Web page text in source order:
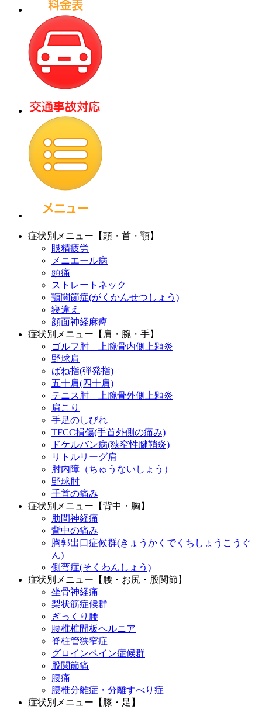
症状別メニュー【頭・首・顎】
眼精疲労
メニエール病
頭痛
ストレートネック
顎関節症(がくかんせつしょう)
寝違え
顔面神経麻痺
症状別メニュー【肩・腕・手】
ゴルフ肘 上腕骨内側上顆炎
野球肩
ばね指(弾発指)
五十肩(四十肩)
テニス肘 上腕骨外側上顆炎
肩こり
手足のしびれ
TFCC損傷(手首外側の痛み)
ドケルバン病(狭窄性腱鞘炎)
リトルリーグ肩
肘内障（ちゅうないしょう）
野球肘
手首の痛み
症状別メニュー【背中・胸】
肋間神経痛
背中の痛み
胸郭出口症候群(きょうかくでくちしょうこうぐ
ん)
側弯症(そくわんしょう)
症状別メニュー【腰・お尻・股関節】
坐骨神経痛
梨状筋症候群
ぎっくり腰
腰椎椎間板ヘルニア
脊柱管狭窄症
グロインペイン症候群
股関節痛
腰痛
腰椎分離症・分離すべり症
症状別メニュー【膝・足】